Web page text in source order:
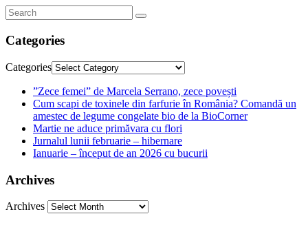
Categories
Categories
”Zece femei” de Marcela Serrano, zece povești
Cum scapi de toxinele din farfurie în România? Comandă un
amestec de legume congelate bio de la BioCorner
Martie ne aduce primăvara cu flori
Jurnalul lunii februarie – hibernare
Ianuarie – început de an 2026 cu bucurii
Archives
Archives